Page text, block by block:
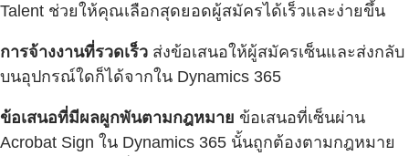
Talent ช่วยให้คุณเลือกสุดยอดผู้สมัครได้เร็วและง่ายขึ้น
การจ้างงานที่รวดเร็ว ส่งข้อเสนอให้ผู้สมัครเซ็นและส่งกลับ
บนอุปกรณ์ใดก็ได้จากใน Dynamics 365
ข้อเสนอที่มีผลผูกพันตามกฎหมาย ข้อเสนอที่เซ็นผ่าน
Acrobat Sign ใน Dynamics 365 นั้นถูกต้องตามกฎหมาย